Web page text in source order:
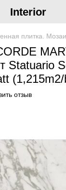
Interior
плитка.
Statuario
отзыв